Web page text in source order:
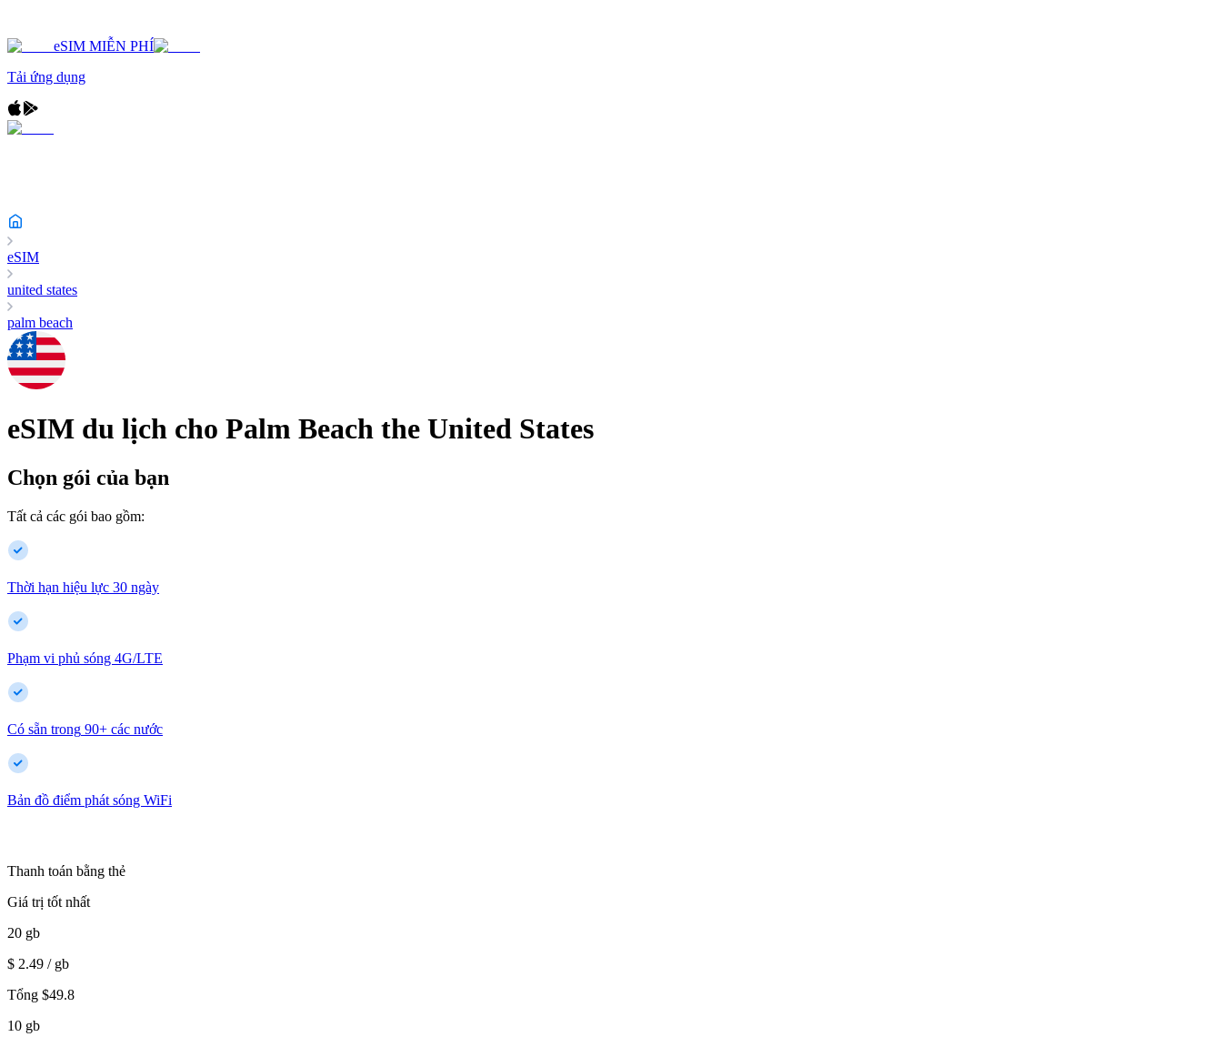
eSIM MIỄN PHÍ
Tải ứng dụng
eSIM
united states
palm beach
eSIM du lịch cho Palm Beach the United States
Chọn gói của bạn
Tất cả các gói bao gồm:
Thời hạn hiệu lực 30 ngày
Phạm vi phủ sóng 4G/LTE
Có sẵn trong 90+ các nước
Bản đồ điểm phát sóng WiFi
Thanh toán bằng thẻ
Giá trị tốt nhất
20 gb
$ 2.49 / gb
Tổng $49.8
10 gb